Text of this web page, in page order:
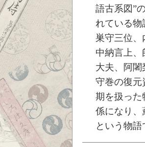
語古系図”
れている
巣守三位、
中納言上
大夫、阿
守巻の復元
期を扱った
係になり、
という物